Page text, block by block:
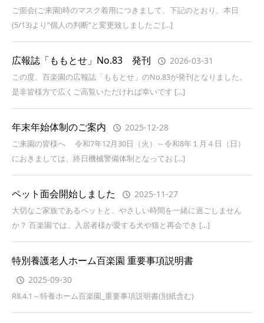
ご面会(ご来園)時のマスク着用につきまして、下記のとおり、本日
(5/13)より”個人の判断”と変更致しましたご […]
広報誌「ももとせ」No.83 発刊 2026-03-31
この度、百楽園の広報誌「ももとせ」のNo.83が発刊となりました。
是非皆様方で広くご高覧いただければ幸いです […]
年末年始体制のご案内 2025-12-28
ご来園の皆様へ 令和7年12月30日（火）～令和8年１月４日（日）
におきましては、終日機械警備体制となってお […]
ペット面会開始しました 2025-11-27
大切なご家族であるペットと、やさしい時間を一緒に過ごしません
か？ 百楽園では、入居者様が愛する犬や猫と再会でき […]
特別養護老人ホーム百楽園 重要事項説明書
2025-09-30
R8.4.1～特養ホーム百楽園_重要事項説明書(別紙含む)